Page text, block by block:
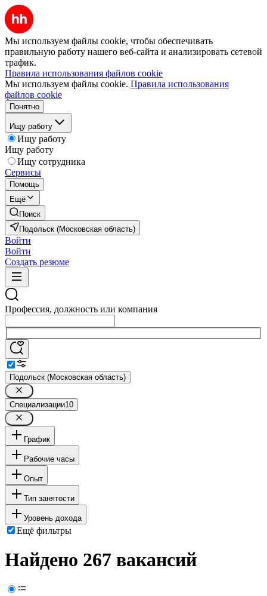
Мы используем файлы cookie, чтобы обеспечивать
правильную работу нашего веб-сайта и анализировать сетевой
трафик.
Правила использования файлов cookie
Мы используем файлы cookie. Правила использования
файлов cookie
Понятно
Ищу работу
Ищу работу
Ищу работу
Ищу сотрудника
Сервисы
Помощь
Ещё
Поиск
Подольск (Московская область)
Войти
Войти
Создать резюме
Профессия, должность или компания
Подольск (Московская область)
Специализации10
График
Рабочие часы
Опыт
Тип занятости
Уровень дохода
Ещё фильтры
Найдено 267 вакансий